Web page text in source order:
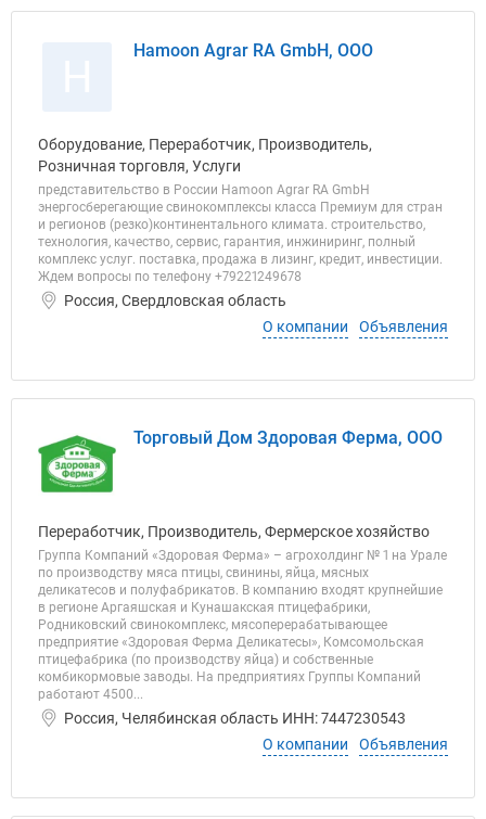
Hamoon Agrar RA GmbH, ООО
Оборудование, Переработчик, Производитель,
Розничная торговля, Услуги
представительство в России Hamoon Agrar RA GmbH
энергосберегающие свинокомплексы класса Премиум для стран
и регионов (резко)континентального климата. строительство,
технология, качество, сервис, гарантия, инжиниринг, полный
комплекс услуг. поставка, продажа в лизинг, кредит, инвестиции.
Ждем вопросы по телефону +79221249678
Россия, Свердловская область
О компании
Объявления
Торговый Дом Здоровая Ферма, ООО
Переработчик, Производитель, Фермерское хозяйство
Группа Компаний «Здоровая Ферма» – агрохолдинг № 1 на Урале
по производству мяса птицы, свинины, яйца, мясных
деликатесов и полуфабрикатов. В компанию входят крупнейшие
в регионе Аргаяшская и Кунашакская птицефабрики,
Родниковский свинокомплекс, мясоперерабатывающее
предприятие «Здоровая Ферма Деликатесы», Комсомольская
птицефабрика (по производству яйца) и собственные
комбикормовые заводы. На предприятиях Группы Компаний
работают 4500...
Россия, Челябинская область ИНН: 7447230543
О компании
Объявления